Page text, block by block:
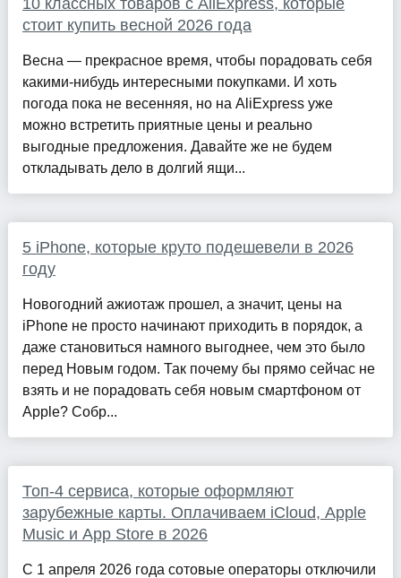
стоит купить весной 2026 года
Весна — прекрасное время, чтобы порадовать себя
какими-нибудь интересными покупками. И хоть
погода пока не весенняя, но на AliExpress уже
можно встретить приятные цены и реально
выгодные предложения. Давайте же не будем
откладывать дело в долгий ящи...
5 iPhone, которые круто подешевели в 2026
году
Новогодний ажиотаж прошел, а значит, цены на
iPhone не просто начинают приходить в порядок, а
даже становиться намного выгоднее, чем это было
перед Новым годом. Так почему бы прямо сейчас не
взять и не порадовать себя новым смартфоном от
Apple? Собр...
Топ-4 сервиса, которые оформляют
зарубежные карты. Оплачиваем iCloud, Apple
Music и App Store в 2026
С 1 апреля 2026 года сотовые операторы отключили